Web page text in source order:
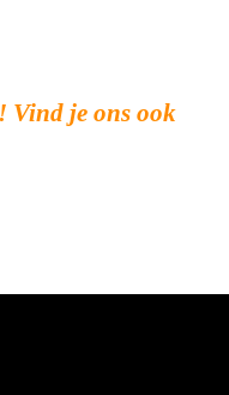
Vind je ons ook